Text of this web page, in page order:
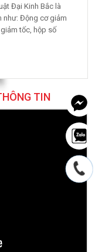
Đại Kinh Bắc là
như: Động cơ giảm
tốc, hộp số
TIN